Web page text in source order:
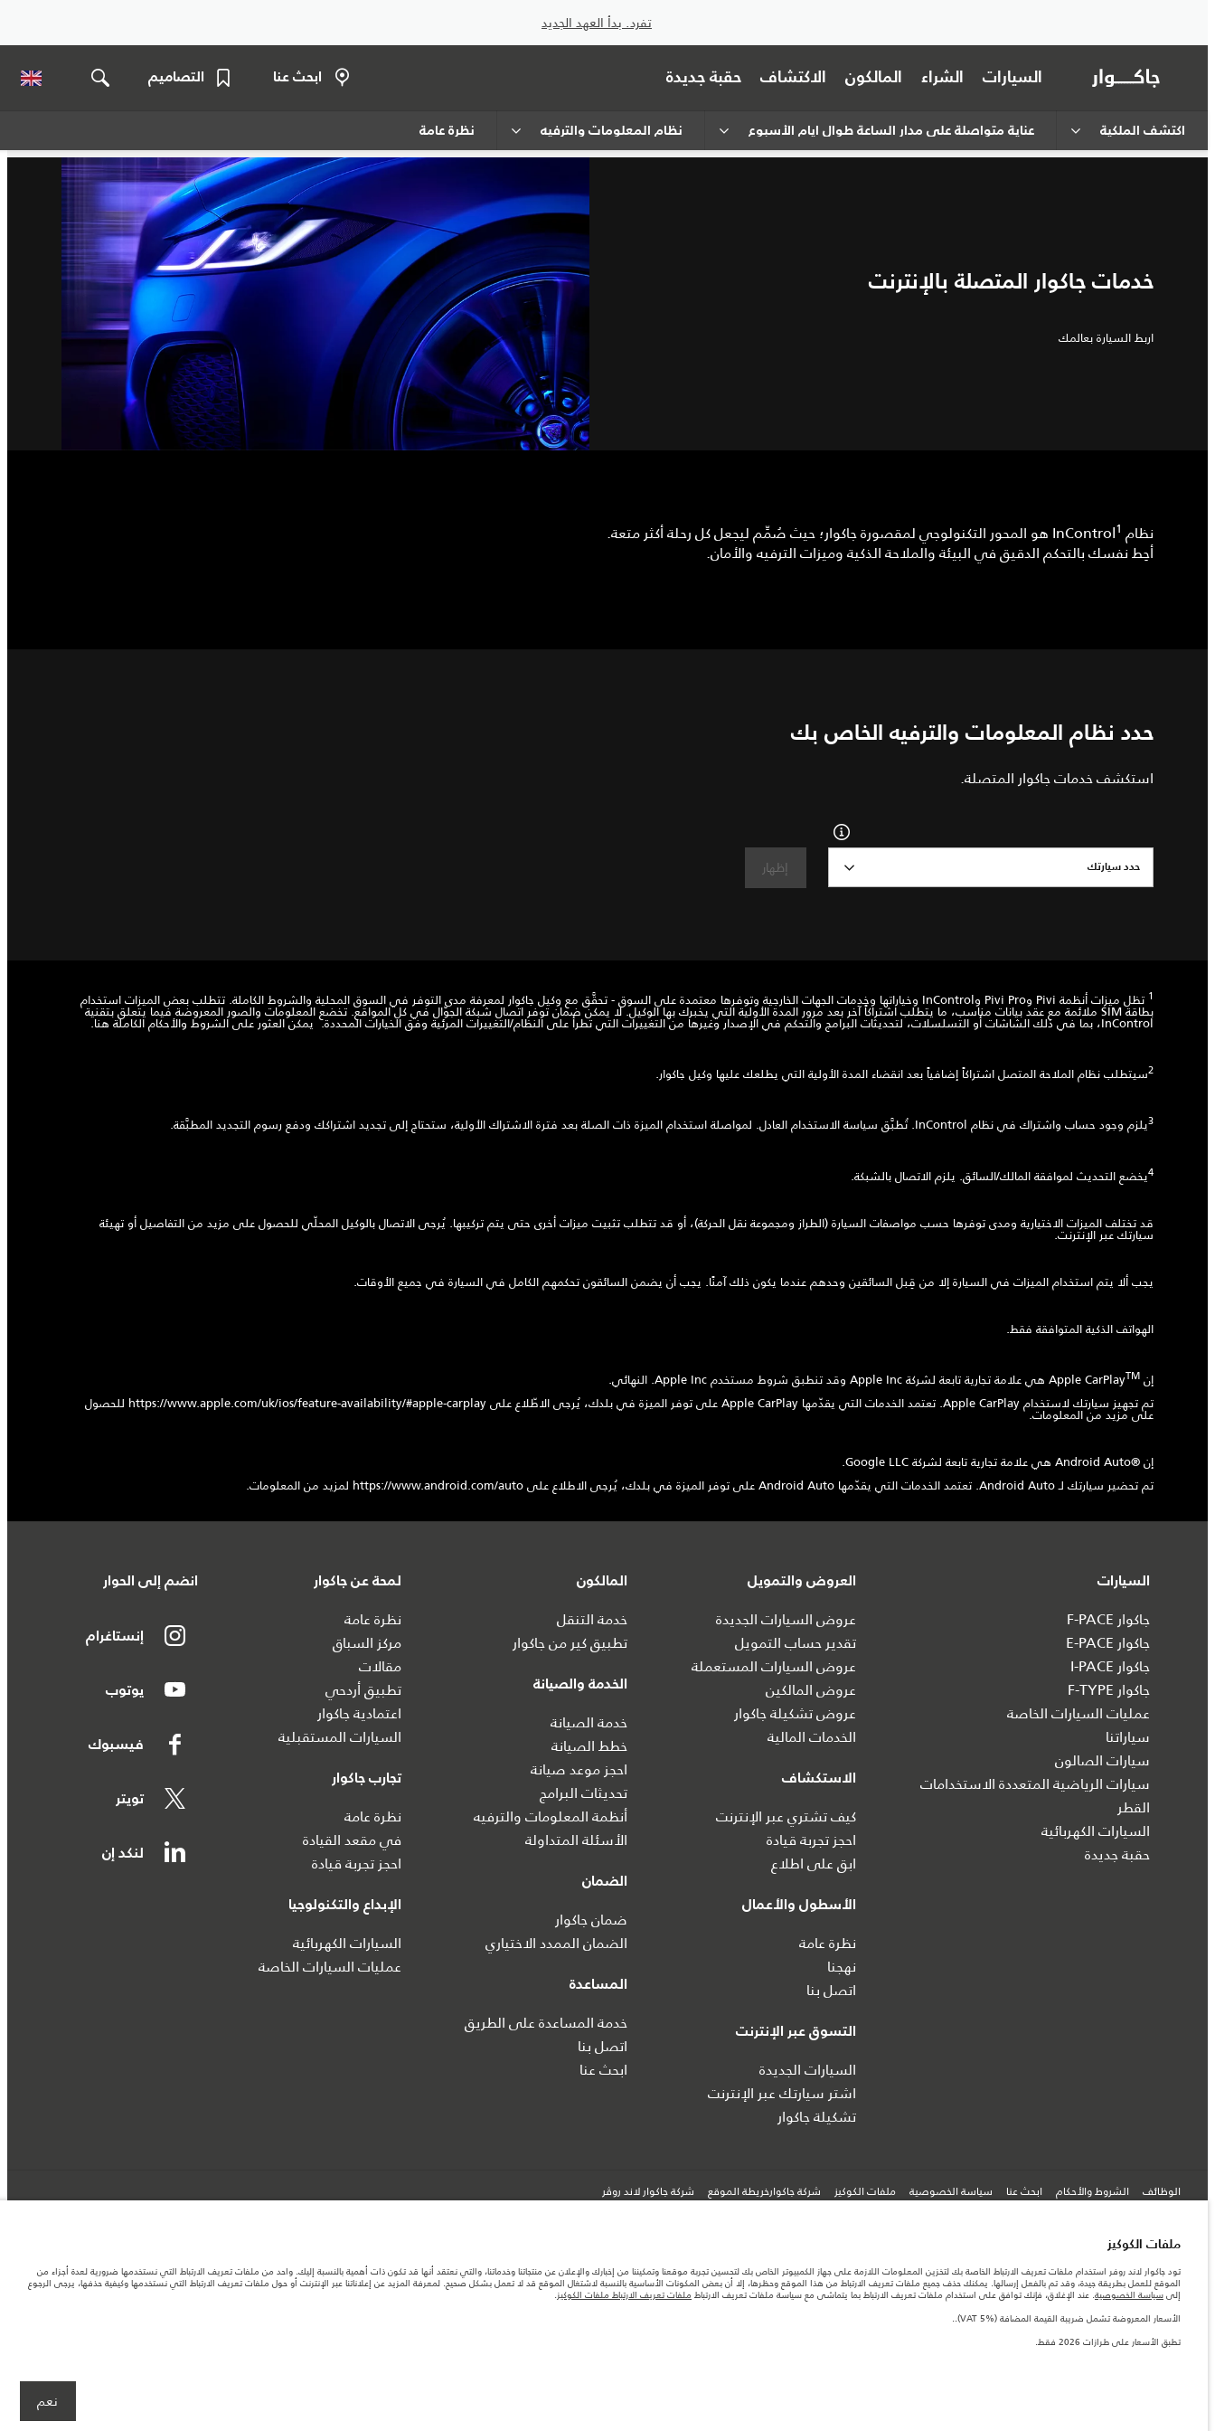
تفرد. بدأ العهد الجديد
السيارات الشراء المالكون الاكتشاف حقبة جديدة ابحث عنا التصاميم
اكتشف الملكية عناية متواصلة على مدار الساعة طوال أيام الأسبوع نظام المعلومات والترفيه نظرة عامة
خدمات جاكوار المتصلة بالإنترنت
اربط السيارة بعالمك
نظام InControl 1
هو المحور التكنولوجي لمقصورة جاكوار؛ حيث صُمِّم ليجعل كل رحلة أكثر متعة.
أحِط نفسك بالتحكم الدقيق في البيئة والملاحة الذكية وميزات الترفيه والأمان.
حدد نظام المعلومات والترفيه الخاص بك
استكشف خدمات جاكوار المتصلة.
حدد سيارتك إظهار
1 تظل ميزات أنظمة Pivi وPivi Pro وInControl وخياراتها وخدمات الجهات الخارجية وتوفرها معتمدة على السوق - تحقَّق مع وكيل جاكوار لمعرفة مدى التوفر في السوق المحلية والشروط الكاملة. تتطلب بعض الميزات استخدام
بطاقة SIM ملائمة مع عقد بيانات مناسب، ما يتطلب اشتراكاً آخر بعد مرور المدة الأولية التي يخبرك بها الوكيل. لا يمكن ضمان توفر اتصال شبكة الجوّال في كل المواقع. تخضع المعلومات والصور المعروضة فيما يتعلق بتقنية
InControl، بما في ذلك الشاشات أو التسلسلات، لتحديثات البرامج والتحكم في الإصدار وغيرها من التغييرات التي تطرأ على النظام/التغييرات المرئية وفق الخيارات المحددة. يمكن العثور على الشروط والأحكام الكاملة هنا.
2سيتطلب نظام الملاحة المتصل اشتراكاً إضافياً بعد انقضاء المدة الأولية التي يطلعك عليها وكيل جاكوار.
3يلزم وجود حساب واشتراك في نظام InControl. تُطبَّق سياسة الاستخدام العادل. لمواصلة استخدام الميزة ذات الصلة بعد فترة الاشتراك الأولية، ستحتاج إلى تجديد اشتراكك ودفع رسوم التجديد المطبَّقة.
4يخضع التحديث لموافقة المالك/السائق. يلزم الاتصال بالشبكة.
قد تختلف الميزات الاختيارية ومدى توفرها حسب مواصفات السيارة (الطراز ومجموعة نقل الحركة)، أو قد تتطلب تثبيت ميزات أخرى حتى يتم تركيبها. يُرجى الاتصال بالوكيل المحلّي للحصول على مزيد من التفاصيل أو تهيئة
سيارتك عبر الإنترنت.
يجب ألا يتم استخدام الميزات في السيارة إلا من قِبل السائقين وحدهم عندما يكون ذلك آمنًا. يجب أن يضمن السائقون تحكمهم الكامل في السيارة في جميع الأوقات.
الهواتف الذكية المتوافقة فقط.
إن Apple CarPlay TM
هي علامة تجارية تابعة لشركة Apple Inc وقد تنطبق شروط مستخدم Apple Inc. النهائي.
تم تجهيز سيارتك لاستخدام Apple CarPlay. تعتمد الخدمات التي يقدّمها Apple CarPlay على توفر الميزة في بلدك، يُرجى الاطّلاع على https://www.apple.com/uk/ios/feature-availability/#apple-carplay للحصول
على مزيد من المعلومات.
إن ®Android Auto هي علامة تجارية تابعة لشركة Google LLC.
تم تحضير سيارتك لـ Android Auto. تعتمد الخدمات التي يقدّمها Android Auto على توفر الميزة في بلدك، يُرجى الاطلاع على https://www.android.com/auto لمزيد من المعلومات.
السيارات
جاكوار F-PACE
جاكوار E-PACE
جاكوار I‑PACE
جاكوار F-TYPE
عمليات السيارات الخاصة
سياراتنا
سيارات الصالون
سيارات الرياضية المتعددة الاستخدامات
القطر
السيارات الكهربائية
حقبة جديدة
العروض والتمويل
عروض السيارات الجديدة
تقدير حساب التمويل
عروض السيارات المستعملة
عروض المالكين
عروض تشكيلة جاكوار
الخدمات المالية
الاستكشاف
كيف تشتري عبر الإنترنت
احجز تجربة قيادة
ابق على اطلاع
الأسطول والأعمال
نظرة عامة
نهجنا
اتصل بنا
التسوق عبر الإنترنت
السيارات الجديدة
اشتر سيارتك عبر الإنترنت
تشكيلة جاكوار
المالكون
خدمة التنقل
تطبيق كير من جاكوار
الخدمة والصيانة
خدمة الصيانة
خطط الصيانة
احجز موعد صيانة
تحديثات البرامج
أنظمة المعلومات والترفيه
الأسئلة المتداولة
الضمان
ضمان جاكوار
الضمان الممدد الاختياري
المساعدة
خدمة المساعدة على الطريق
اتصل بنا
ابحث عنا
لمحة عن جاكوار
نظرة عامة
مركز السباق
مقالات
تطبيق أردحي
اعتمادية جاكوار
السيارات المستقبلية
تجارب جاكوار
نظرة عامة
في مقعد القيادة
احجز تجربة قيادة
الإبداع والتكنولوجيا
السيارات الكهربائية
عمليات السيارات الخاصة
انضم إلى الحوار
إنستاغرام
يوتوب
فيسبوك
تويتر
لنكد إن
الوظائف الشروط والأحكام ابحث عنا سياسة الخصوصية ملفات الكوكيز شركة جاكوارخريطة الموقع شركة جاكوار لاند روڤر
© جاكوار لاند روڨر المحدودة 2026
عمان, محسن حيدر درويش ش.م.م
المعلومات والمواصفات والأسعار والألوان المذكورة على هذا الموقع قد تختلف من بلد إلى آخر، كما أنّها قد تتغير بدون إشعار مسبق. الرجاء التواصل مع وكيلنا المحلي للتأكد من توفّرها والتحقق من الأسعار.
الأرقام المقدمة هي نتيجة لاختبارات المصنع الرسمية وفقاً لتشريعات الاتحاد الأوروبي. قد يتباين استهلك الوقود الفعلي للمركبة عن ذلك المتحقق في تلك الاختبارات كما أن هذه الأرقام بغرض المقارنة فحسب.
ملاحظة مهمة حول الصور والمواصفات. إن النقص العالمي في أشباه الموصلات يؤثر حاليًا في مواصفات تصميم السيارات وتوفر الخيارات وتوقيتات التصاميم. هذا ظرف ديناميكي للغاية، ونتيجة لذلك، قد لا تمثّل الصور المستخدَمة ضمن موقع الويب حاليًا المواصفات الحالية بالكامل بالنسبة إلى الميزات
ملفات الكوكيز
تود جاكوار لاند روفر استخدام ملفات تعريف الارتباط الخاصة بك لتخزين المعلومات اللازمة على جهاز الكمبيوتر الخاص بك لتحسين تجربة موقعنا وتمكيننا من إخبارك والإعلان عن منتجاتنا وخدماتنا، والتي نعتقد أنها قد تكون ذات أهمية بالنسبة إليك. واحد من ملفات تعريف الارتباط التي نستخدمها ضرورية لعدة أجزاء من
الموقع للعمل بطريقة جيدة، وقد تم بالفعل إرسالها. يمكنك حذف جميع ملفات تعريف الارتباط من هذا الموقع وحظرها، إلا أن بعض المكونات الأساسية بالنسبة لاشتغال الموقع قد لا تعمل بشكل صحيح. لمعرفة المزيد عن إعلاناتنا عبر الإنترنت أو حول ملفات تعريف الارتباط التي نستخدمها وكيفية حذفها، يرجى الرجوع
إلى سياسة الخصوصية. عند الإغلاق، فإنك توافق على استخدام ملفات تعريف الارتباط بما يتماشى مع سياسة ملفات تعريف الارتباط ملفات تعريف الارتباط ملفات الكوكيز.
الأسعار المعروضة تشمل ضريبة القيمة المضافة (VAT 5%)..
تطبق الأسعار على طرازات 2026 فقط.
نعم